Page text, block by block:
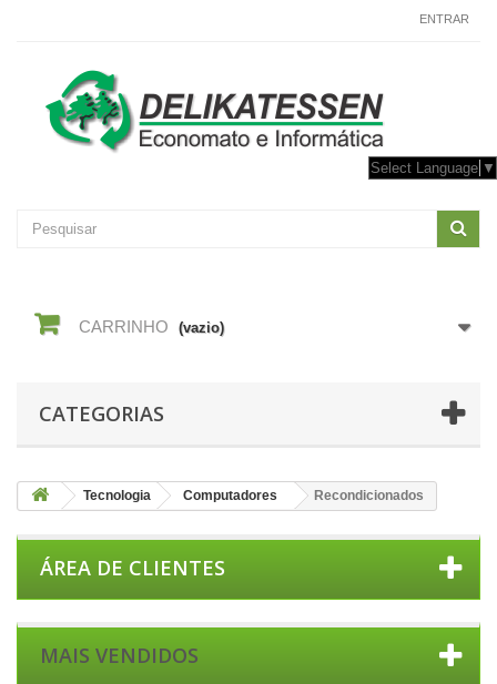
ENTRAR
Select Language ▼
CARRINHO (vazio)
CATEGORIAS
Tecnologia Computadores Recondicionados
ÁREA DE CLIENTES
MAIS VENDIDOS